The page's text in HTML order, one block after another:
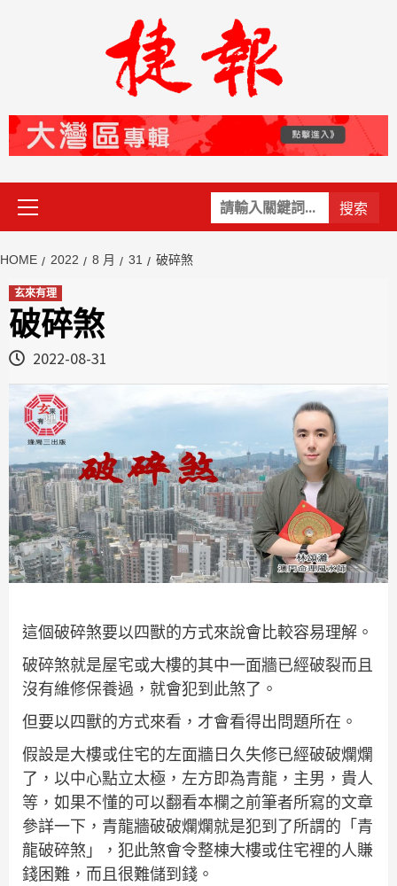
關
鍵
Primary
Menu
HOME 2022 8 月 31 破碎煞
玄來有理
破碎煞
2022-08-31
這個破碎煞要以四獸的方式來說會比較容易理解。
破碎煞就是屋宅或大樓的其中一面牆已經破裂而且
沒有維修保養過，就會犯到此煞了。
但要以四獸的方式來看，才會看得出問題所在。
假設是大樓或住宅的左面牆日久失修已經破破爛爛
了，以中心點立太極，左方即為青龍，主男，貴人
等，如果不懂的可以翻看本欄之前筆者所寫的文章
參詳一下，青龍牆破破爛爛就是犯到了所謂的「青
龍破碎煞」，犯此煞會令整棟大樓或住宅裡的人賺
錢困難，而且很難儲到錢。